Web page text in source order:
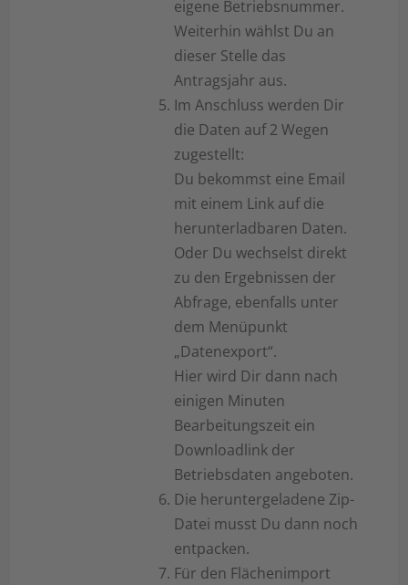
eigene Betriebsnummer.
Weiterhin wählst Du an
dieser Stelle das
Antragsjahr aus.
Im Anschluss werden Dir
die Daten auf 2 Wegen
zugestellt:
Du bekommst eine Email
mit einem Link auf die
herunterladbaren Daten.
Oder Du wechselst direkt
zu den Ergebnissen der
Abfrage, ebenfalls unter
dem Menüpunkt
„Datenexport“.
Hier wird Dir dann nach
einigen Minuten
Bearbeitungszeit ein
Downloadlink der
Betriebsdaten angeboten.
Die heruntergeladene Zip-
Datei musst Du dann noch
entpacken.
Für den Flächenimport